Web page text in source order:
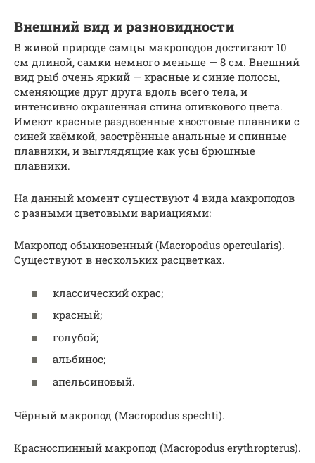
Внешний вид и разновидности
В живой природе самцы макроподов достигают 10
см длиной, самки немного меньше — 8 см. Внешний
вид рыб очень яркий — красные и синие полосы,
сменяющие друг друга вдоль всего тела, и
интенсивно окрашенная спина оливкового цвета.
Имеют красные раздвоенные хвостовые плавники с
синей каёмкой, заострённые анальные и спинные
плавники, и выглядящие как усы брюшные
плавники.
На данный момент существуют 4 вида макроподов
с разными цветовыми вариациями:
Макропод обыкновенный (Macropodus opercularis).
Существуют в нескольких расцветках.
классический окрас;
красный;
голубой;
альбинос;
апельсиновый.
Чёрный макропод (Macropodus spechti).
Красноспинный макропод (Macropodus erythropterus).